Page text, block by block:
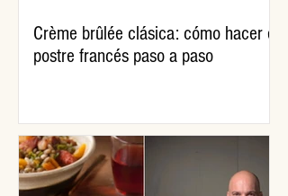
Crème brûlée clásica: cómo hacer el
postre francés paso a paso